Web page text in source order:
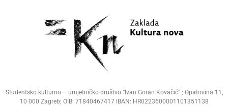
Studentsko kulturno – umjetničko društvo “Ivan Goran Kovačić” ; Opatovina 11,
10 000 Zagreb; OIB: 71840467417 IBAN: HR0223600001101351138